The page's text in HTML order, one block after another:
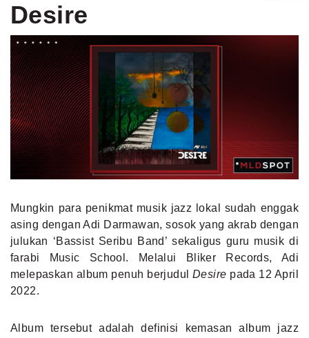
Desire
Mungkin para penikmat musik jazz lokal sudah enggak
asing dengan Adi Darmawan, sosok yang akrab dengan
julukan ‘Bassist Seribu Band’ sekaligus guru musik di
farabi Music School. Melalui Bliker Records, Adi
melepaskan album penuh berjudulDesire pada 12 April
2022.
Album tersebut adalah definisi kemasan album jazz